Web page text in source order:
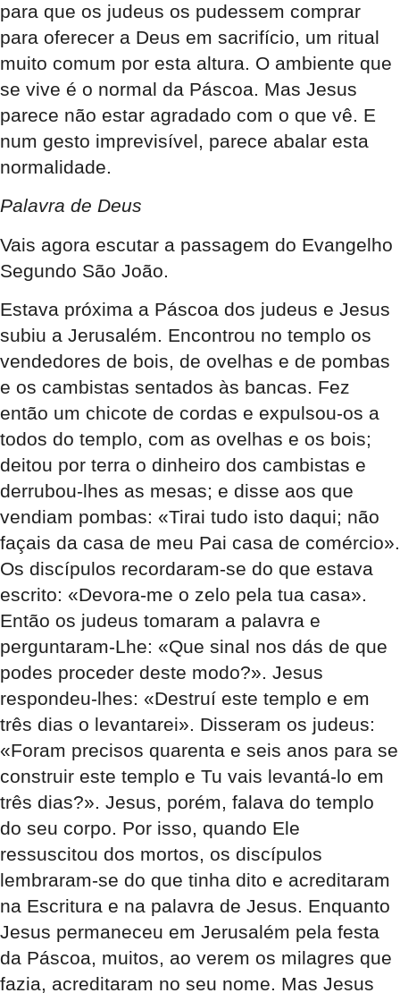
para que os judeus os pudessem comprar
para oferecer a Deus em sacrifício, um ritual
muito comum por esta altura. O ambiente que
se vive é o normal da Páscoa. Mas Jesus
parece não estar agradado com o que vê. E
num gesto imprevisível, parece abalar esta
normalidade.
Palavra de Deus
Vais agora escutar a passagem do Evangelho
Segundo São João.
Estava próxima a Páscoa dos judeus e Jesus
subiu a Jerusalém. Encontrou no templo os
vendedores de bois, de ovelhas e de pombas
e os cambistas sentados às bancas. Fez
então um chicote de cordas e expulsou-os a
todos do templo, com as ovelhas e os bois;
deitou por terra o dinheiro dos cambistas e
derrubou-lhes as mesas; e disse aos que
vendiam pombas: «Tirai tudo isto daqui; não
façais da casa de meu Pai casa de comércio».
Os discípulos recordaram-se do que estava
escrito: «Devora-me o zelo pela tua casa».
Então os judeus tomaram a palavra e
perguntaram-Lhe: «Que sinal nos dás de que
podes proceder deste modo?». Jesus
respondeu-lhes: «Destruí este templo e em
três dias o levantarei». Disseram os judeus:
«Foram precisos quarenta e seis anos para se
construir este templo e Tu vais levantá-lo em
três dias?». Jesus, porém, falava do templo
do seu corpo. Por isso, quando Ele
ressuscitou dos mortos, os discípulos
lembraram-se do que tinha dito e acreditaram
na Escritura e na palavra de Jesus. Enquanto
Jesus permaneceu em Jerusalém pela festa
da Páscoa, muitos, ao verem os milagres que
fazia, acreditaram no seu nome. Mas Jesus